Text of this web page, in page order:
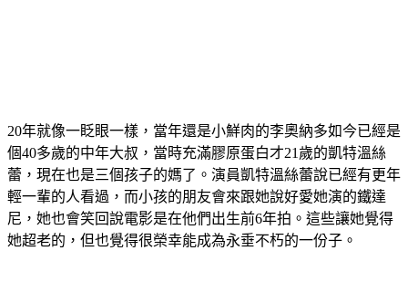
20年就像一眨眼一樣，當年還是小鮮肉的李奧納多如今已經是
個40多歲的中年大叔，當時充滿膠原蛋白才21歲的凱特溫絲
蕾，現在也是三個孩子的媽了。演員凱特溫絲蕾說已經有更年
輕一輩的人看過，而小孩的朋友會來跟她說好愛她演的鐵達
尼，她也會笑回說電影是在他們出生前6年拍。這些讓她覺得
她超老的，但也覺得很榮幸能成為永垂不朽的一份子。